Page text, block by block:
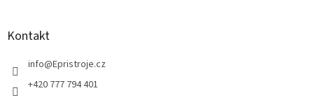
Kontakt
info@Epristroje.cz
+420 777 794 401